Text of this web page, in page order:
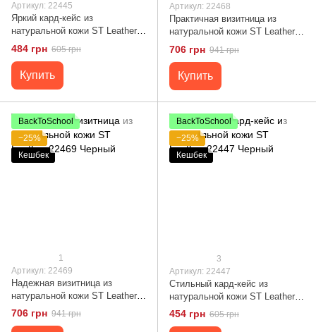
Артикул: 22445
Яркий кард-кейс из
натуральной кожи ST Leather
22445 Красный
484 грн 605 грн
Купить
Артикул: 22468
Практичная визитница из
натуральной кожи ST Leather
22468 Бордовый
706 грн 941 грн
Купить
BackToSchool
−25%
Кешбек
1
Артикул: 22469
Надежная визитница из
натуральной кожи ST Leather
22469 Черный
706 грн 941 грн
BackToSchool
−25%
Кешбек
3
Артикул: 22447
Стильный кард-кейс из
натуральной кожи ST Leather
22447 Черный
454 грн 605 грн